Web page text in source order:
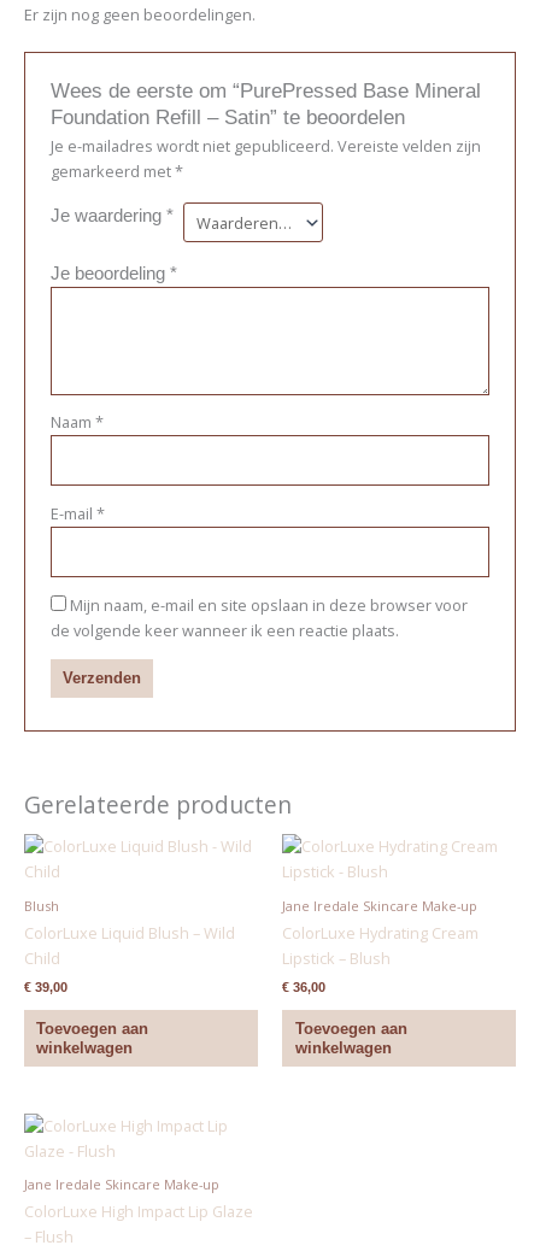
Er zijn nog geen beoordelingen.
Wees de eerste om “PurePressed Base Mineral
Foundation Refill – Satin” te beoordelen
Je e-mailadres wordt niet gepubliceerd. Vereiste velden zijn
gemarkeerd met*
Je waardering *
Je beoordeling *
Naam *
E-mail *
Mijn naam, e-mail en site opslaan in deze browser voor
de volgende keer wanneer ik een reactie plaats.
Gerelateerde producten
Blush
ColorLuxe Liquid Blush – Wild
Child
€39,00
Toevoegen aan
winkelwagen
Jane Iredale Skincare Make-up
ColorLuxe Hydrating Cream
Lipstick – Blush
€ 36,00
Toevoegen aan
winkelwagen
Jane Iredale Skincare Make-up
ColorLuxe High Impact Lip Glaze
– Flush